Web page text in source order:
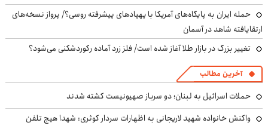
حمله ایران به پایگاه‌های آمریکا با پهپادهای پیشرفته روسی؟/ پرواز نسخه‌های
ارتقایافته شاهد در آسمان
تغییر بزرگ در بازار طلا آغاز شده است/ فلز زرد آماده رکوردشکنی می‌شود؟
آخرین مطالب
حملات اسرائیل به لبنان؛ دو سرباز صهیونیست کشته شدند
واکنش خانواده شهید لاریجانی به اظهارات سردار کوثری: شهدا هیچ تلفن